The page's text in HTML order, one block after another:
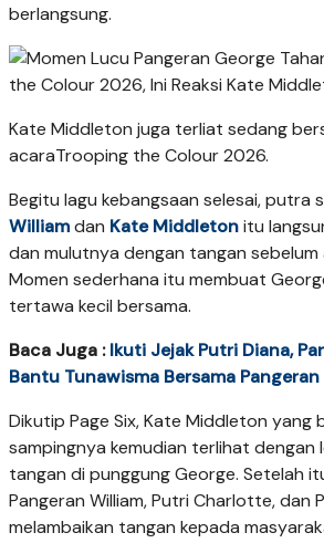
berlangsung.
Kate Middleton juga terliat sedang
acaraTrooping the Colour 2026.
Begitu lagu kebangsaan selesai, putra
Williamdan Kate Middletonitu
dan mulutnya dengan tangan sebelum
Momen sederhana itu membuat
tertawa kecil bersama.
Baca Juga :Ikuti Jejak Putri Diana,
Bantu Tunawisma Bersama
Dikutip Page Six, Kate Middleton yang
sampingnya kemudian terlihat dengan
tangan di punggung George. Setelah
Pangeran William, Putri Charlotte, dan
melambaikan tangan kepada